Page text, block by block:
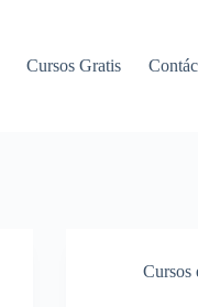
Cursos Gratis
Cursos